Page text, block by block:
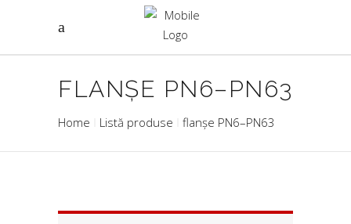
FLANȘE PN6–PN63
Home Listă produse flanșe PN6–PN63